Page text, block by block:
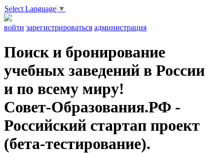
Select Language ▼
войти зарегистрироваться администрация
Поиск и бронирование
учебных заведений в России
и по всему миру!
Совет-Образования.РФ -
Российский стартап проект
(бета-тестирование).